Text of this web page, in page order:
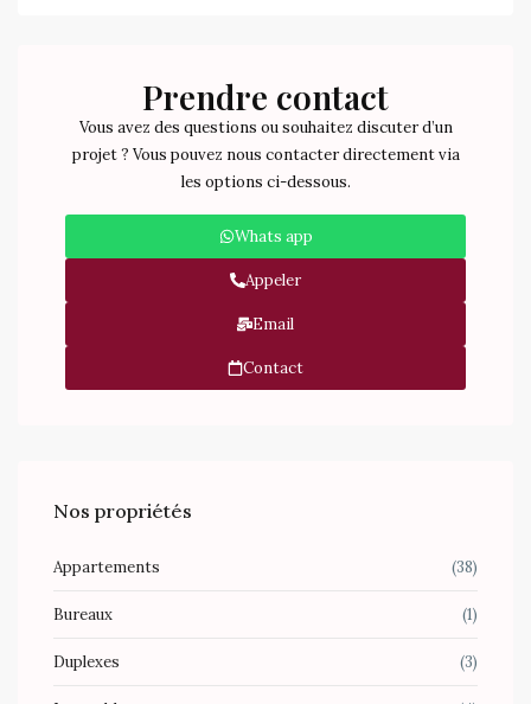
Prendre contact
Vous avez des questions ou souhaitez discuter d’un
projet ? Vous pouvez nous contacter directement via
les options ci-dessous.
Whats app
Appeler
Email
Contact
Nos propriétés
Appartements (38)
Bureaux (1)
Duplexes (3)